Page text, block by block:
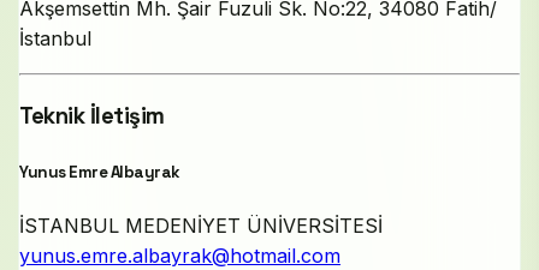
Akşemsettin Mh. Şair Fuzuli Sk. No:22, 34080 Fatih/
İstanbul
Teknik İletişim
Yunus Emre Albayrak
İSTANBUL MEDENİYET ÜNİVERSİTESİ
yunus.emre.albayrak@hotmail.com